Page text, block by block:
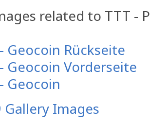
related to TTT -
Geocoin Rückseite
Geocoin Vorderseite
Geocoin
Gallery Images